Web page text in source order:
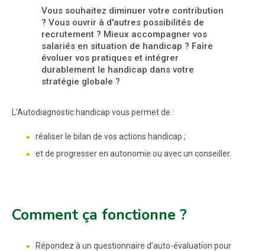
Vous souhaitez diminuer votre contribution
? Vous ouvrir à d'autres possibilités de
recrutement ? Mieux accompagner vos
salariés en situation de handicap ? Faire
évoluer vos pratiques et intégrer
durablement le handicap dans votre
stratégie globale ?
L’Autodiagnostic handicap vous permet de :
réaliser le bilan de vos actions handicap ;
et de progresser en autonomie ou avec un conseiller.
Comment ça fonctionne ?
Répondez à un questionnaire d’auto-évaluation pour